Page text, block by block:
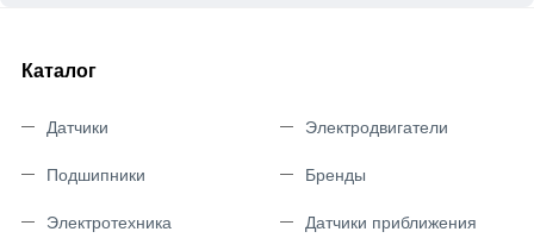
Каталог
Датчики
Подшипники
Электротехника
Электродвигатели
Бренды
Датчики приближения